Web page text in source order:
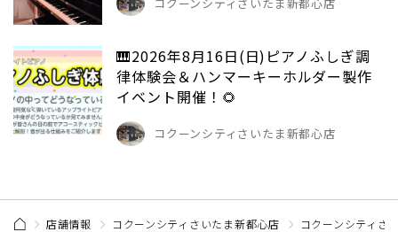
🎹2026年8月16日(日)ピアノふしぎ調
律体験会＆ハンマーキーホルダー製作
イベント開催！🌻
コクーンシティさいたま新都心店
店舗情報 コクーンシティさいたま新都心店 コクーンシティさ